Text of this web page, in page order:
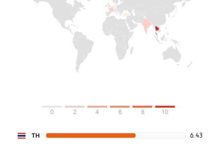
0 2 4 6 8 10
TH 6.43